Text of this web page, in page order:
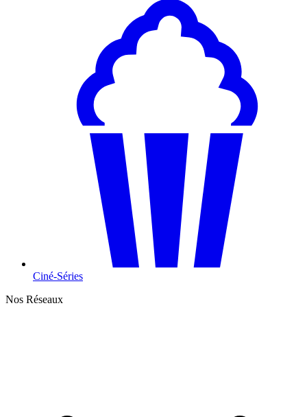
Ciné-Séries
Nos Réseaux